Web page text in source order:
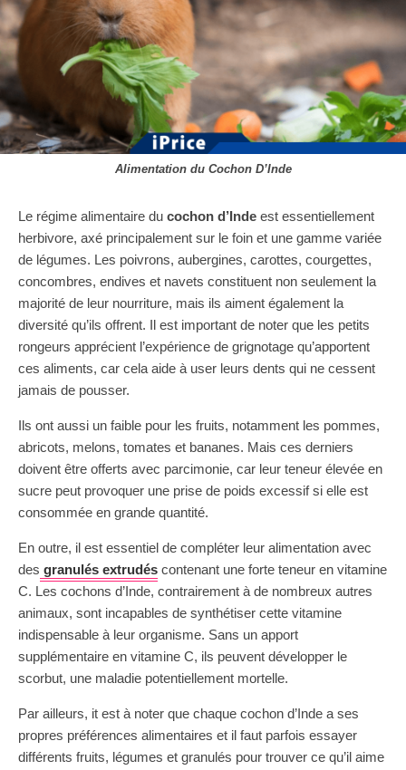
Alimentation du Cochon D’Inde
Le régime alimentaire du cochon d’Inde est essentiellement
herbivore, axé principalement sur le foin et une gamme variée
de légumes. Les poivrons, aubergines, carottes, courgettes,
concombres, endives et navets constituent non seulement la
majorité de leur nourriture, mais ils aiment également la
diversité qu’ils offrent. Il est important de noter que les petits
rongeurs apprécient l’expérience de grignotage qu’apportent
ces aliments, car cela aide à user leurs dents qui ne cessent
jamais de pousser.
Ils ont aussi un faible pour les fruits, notamment les pommes,
abricots, melons, tomates et bananes. Mais ces derniers
doivent être offerts avec parcimonie, car leur teneur élevée en
sucre peut provoquer une prise de poids excessif si elle est
consommée en grande quantité.
En outre, il est essentiel de compléter leur alimentation avec
des granulés extrudés contenant une forte teneur en vitamine
C. Les cochons d’Inde, contrairement à de nombreux autres
animaux, sont incapables de synthétiser cette vitamine
indispensable à leur organisme. Sans un apport
supplémentaire en vitamine C, ils peuvent développer le
scorbut, une maladie potentiellement mortelle.
Par ailleurs, it est à noter que chaque cochon d’Inde a ses
propres préférences alimentaires et il faut parfois essayer
différents fruits, légumes et granulés pour trouver ce qu’il aime